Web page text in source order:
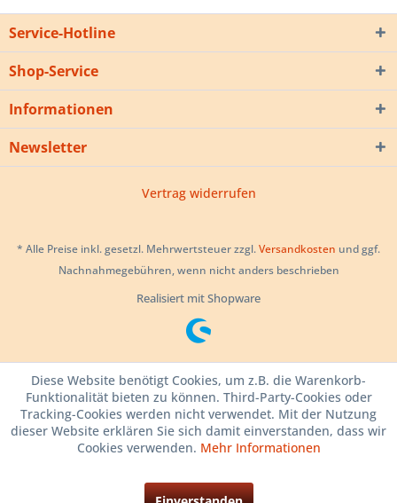
Service-Hotline
Shop-Service
Informationen
Newsletter
Vertrag widerrufen
* Alle Preise inkl. gesetzl. Mehrwertsteuer zzgl.Versandkosten und ggf.
Nachnahmegebühren, wenn nicht anders beschrieben
Realisiert mit Shopware
Diese Website benötigt Cookies, um z.B. die Warenkorb-
Funktionalität bieten zu können. Third-Party-Cookies oder
Tracking-Cookies werden nicht verwendet. Mit der Nutzung
dieser Website erklären Sie sich damit einverstanden, dass wir
Cookies verwenden. Mehr Informationen